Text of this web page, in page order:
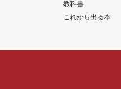
教科書
これから出る本